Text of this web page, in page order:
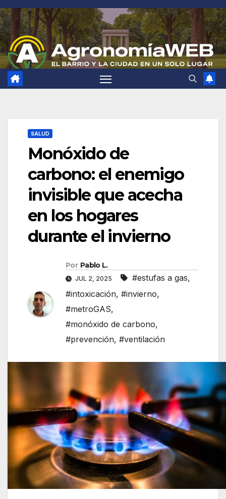
Saltar
al
contenido
SALUD
Monóxido de
carbono: el enemigo
invisible que acecha
en los hogares
durante el invierno
Por Pablo L.
JUL 2, 2025 #estufas a gas,
#intoxicación, #invierno,
#metroGAS,
#monóxido de carbono,
#prevención, #ventilación